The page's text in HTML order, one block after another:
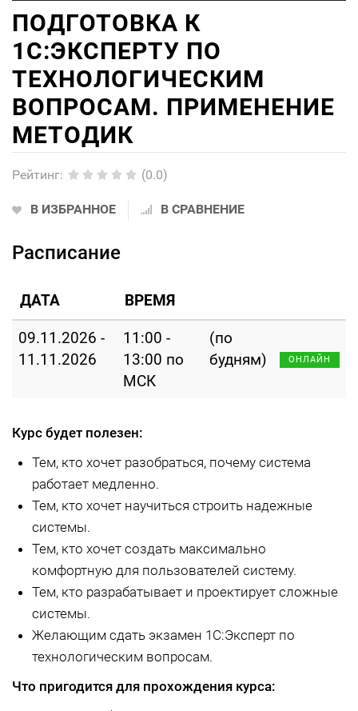
ПОДГОТОВКА К
1С:ЭКСПЕРТУ ПО
ТЕХНОЛОГИЧЕСКИМ
ВОПРОСАМ. ПРИМЕНЕНИЕ
МЕТОДИК
Рейтинг: (0.0)
В ИЗБРАННОЕ В СРАВНЕНИЕ
Расписание
ДАТА ВРЕМЯ
09.11.2026 -
11.11.2026
11:00 -
13:00 по
МСК
(по
будням)
ОНЛАЙН
Курс будет полезен:
Тем, кто хочет разобраться, почему система
работает медленно.
Тем, кто хочет научиться строить надежные
системы.
Тем, кто хочет создать максимально
комфортную для пользователей систему.
Тем, кто разрабатывает и проектирует сложные
системы.
Желающим сдать экзамен 1С:Эксперт по
технологическим вопросам.
Что пригодится для прохождения курса: